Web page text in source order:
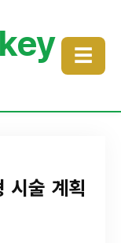
☰
시술 계획